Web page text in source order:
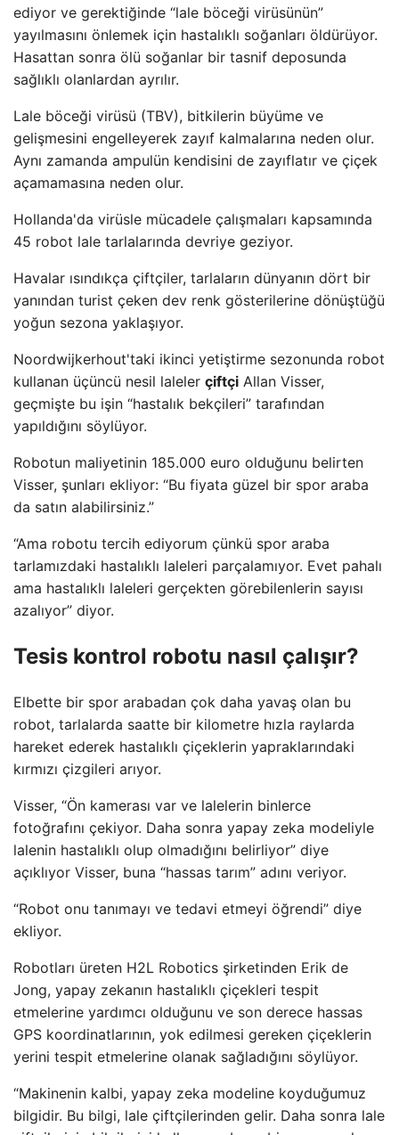
ediyor ve gerektiğinde “lale böceği virüsünün”
yayılmasını önlemek için hastalıklı soğanları öldürüyor.
Hasattan sonra ölü soğanlar bir tasnif deposunda
sağlıklı olanlardan ayrılır.
Lale böceği virüsü (TBV), bitkilerin büyüme ve
gelişmesini engelleyerek zayıf kalmalarına neden olur.
Aynı zamanda ampulün kendisini de zayıflatır ve çiçek
açamamasına neden olur.
Hollanda'da virüsle mücadele çalışmaları kapsamında
45 robot lale tarlalarında devriye geziyor.
Havalar ısındıkça çiftçiler, tarlaların dünyanın dört bir
yanından turist çeken dev renk gösterilerine dönüştüğü
yoğun sezona yaklaşıyor.
Noordwijkerhout'taki ikinci yetiştirme sezonunda robot
kullanan üçüncü nesil laleler çiftçi Allan Visser,
geçmişte bu işin “hastalık bekçileri” tarafından
yapıldığını söylüyor.
Robotun maliyetinin 185.000 euro olduğunu belirten
Visser, şunları ekliyor: “Bu fiyata güzel bir spor araba
da satın alabilirsiniz.”
“Ama robotu tercih ediyorum çünkü spor araba
tarlamızdaki hastalıklı laleleri parçalamıyor. Evet pahalı
ama hastalıklı laleleri gerçekten görebilenlerin sayısı
azalıyor” diyor.
Tesis kontrol robotu nasıl çalışır?
Elbette bir spor arabadan çok daha yavaş olan bu
robot, tarlalarda saatte bir kilometre hızla raylarda
hareket ederek hastalıklı çiçeklerin yapraklarındaki
kırmızı çizgileri arıyor.
Visser, “Ön kamerası var ve lalelerin binlerce
fotoğrafını çekiyor. Daha sonra yapay zeka modeliyle
lalenin hastalıklı olup olmadığını belirliyor” diye
açıklıyor Visser, buna “hassas tarım” adını veriyor.
“Robot onu tanımayı ve tedavi etmeyi öğrendi” diye
ekliyor.
Robotları üreten H2L Robotics şirketinden Erik de
Jong, yapay zekanın hastalıklı çiçekleri tespit
etmelerine yardımcı olduğunu ve son derece hassas
GPS koordinatlarının, yok edilmesi gereken çiçeklerin
yerini tespit etmelerine olanak sağladığını söylüyor.
“Makinenin kalbi, yapay zeka modeline koyduğumuz
bilgidir. Bu bilgi, lale çiftçilerinden gelir. Daha sonra lale